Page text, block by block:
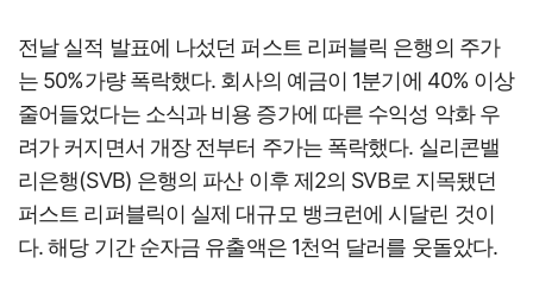
전날 실적 발표에 나섰던 퍼스트 리퍼블릭 은행의 주가
는 50%가량 폭락했다. 회사의 예금이 1분기에 40% 이상
줄어들었다는 소식과 비용 증가에 따른 수익성 악화 우
려가 커지면서 개장 전부터 주가는 폭락했다. 실리콘밸
리은행(SVB) 은행의 파산 이후 제2의 SVB로 지목됐던
퍼스트 리퍼블릭이 실제 대규모 뱅크런에 시달린 것이
다. 해당 기간 순자금 유출액은 1천억 달러를 웃돌았다.